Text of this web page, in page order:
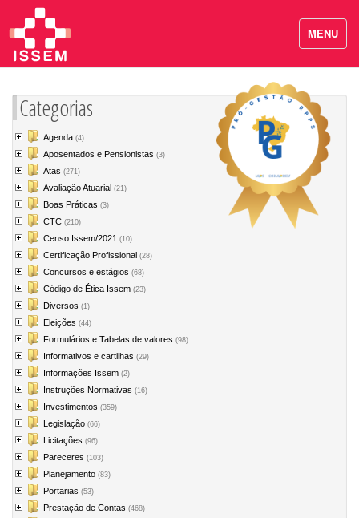
Categorias
Agenda (4)
Aposentados e Pensionistas (3)
Atas (271)
Avaliação Atuarial (21)
Boas Práticas (3)
CTC (210)
Censo Issem/2021 (10)
Certificação Profissional (28)
Concursos e estágios (68)
Código de Ética Issem (23)
Diversos (1)
Eleições (44)
Formulários e Tabelas de valores (98)
Informativos e cartilhas (29)
Informações Issem (2)
Instruções Normativas (16)
Investimentos (359)
Legislação (66)
Licitações (96)
Pareceres (103)
Planejamento (83)
Portarias (53)
Prestação de Contas (468)
MENU